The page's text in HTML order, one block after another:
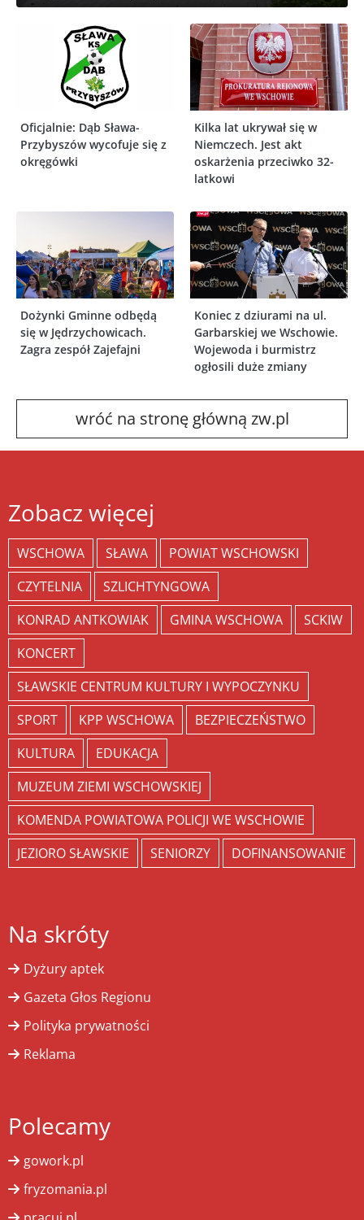
Oficjalnie: Dąb Sława-
Przybyszów wycofuje się z
okręgówki
Kilka lat ukrywał się w
Niemczech. Jest akt
oskarżenia przeciwko 32-
latkowi
Dożynki Gminne odbędą
się w Jędrzychowicach.
Zagra zespół Zajefajni
Koniec z dziurami na ul.
Garbarskiej we Wschowie.
Wojewoda i burmistrz
ogłosili duże zmiany
wróć na stronę główną zw.pl
Zobacz więcej
WSCHOWA SŁAWA
POWIAT WSCHOWSKI
CZYTELNIA
SZLICHTYNGOWA
KONRAD ANTKOWIAK
GMINA WSCHOWA
SCKIW
KONCERT
SŁAWSKIE CENTRUM KULTURY I WYPOCZYNKU
SPORT
KPP WSCHOWA
BEZPIECZEŃSTWO
KULTURA
EDUKACJA
MUZEUM ZIEMI WSCHOWSKIEJ
KOMENDA POWIATOWA POLICJI WE WSCHOWIE
JEZIORO SŁAWSKIE
SENIORZY DOFINANSOWANIE
Na skróty
Dyżury aptek
Gazeta Głos Regionu
Polityka prywatności
Reklama
Polecamy
gowork.pl
fryzomania.pl